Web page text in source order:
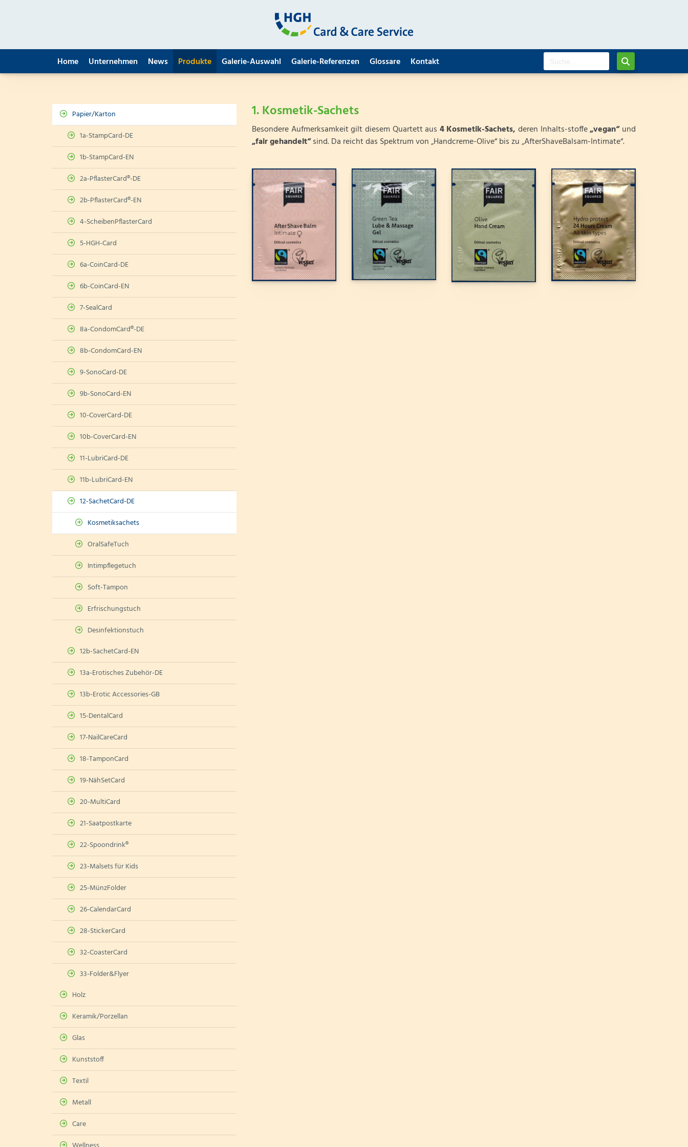
Home Unternehmen News Produkte Galerie-Auswahl Galerie-Referenzen Glossare Kontakt
1. Kosmetik-Sachets
Besondere Aufmerksamkeit gilt diesem Quartett aus 4 Kosmetik-Sachets, deren Inhalts-stoffe„vegan“und
„fair gehandelt“sind. Da reicht das Spektrum von „Handcreme-Olive“ bis zu „AfterShaveBalsam-Intimate“.
Papier/Karton
1a-StampCard-DE
1b-StampCard-EN
2a-PflasterCard®-DE
2b-PflasterCard®-EN
4-ScheibenPflasterCard
5-HGH-Card
6a-CoinCard-DE
6b-CoinCard-EN
7-SealCard
8a-CondomCard®-DE
8b-CondomCard-EN
9-SonoCard-DE
9b-SonoCard-EN
10-CoverCard-DE
10b-CoverCard-EN
11-LubriCard-DE
11b-LubriCard-EN
12-SachetCard-DE
Kosmetiksachets
OralSafeTuch
Intimpflegetuch
Soft-Tampon
Erfrischungstuch
Desinfektionstuch
12b-SachetCard-EN
13a-Erotisches Zubehör-DE
13b-Erotic Accessories-GB
15-DentalCard
17-NailCareCard
18-TamponCard
19-NähSetCard
20-MultiCard
21-Saatpostkarte
22-Spoondrink®
23-Malsets für Kids
25-MünzFolder
26-CalendarCard
28-StickerCard
32-CoasterCard
33-Folder&Flyer
Holz
Keramik/Porzellan
Glas
Kunststoff
Textil
Metall
Care